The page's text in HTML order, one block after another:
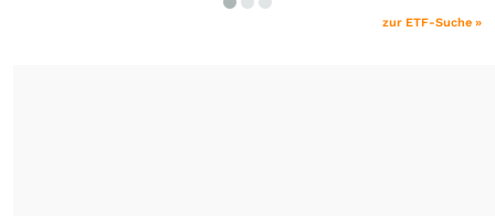
zur ETF-Suche »